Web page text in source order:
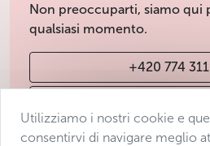
Non preoccuparti, siamo qui
qualsiasi momento.
+420 774
Utilizziamo i nostri cookie e
consentirvi di navigare meglio